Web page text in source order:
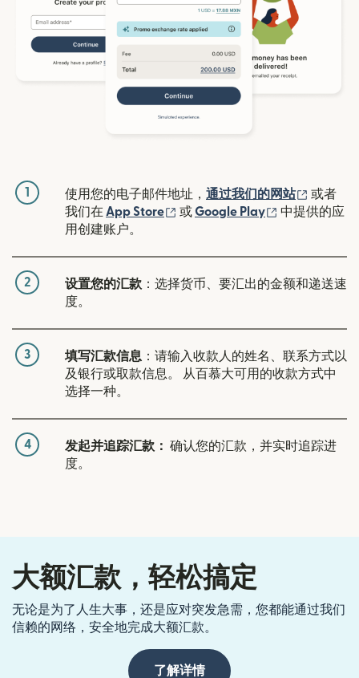
1 使用您的电子邮件地址， 通过我们的网站 （在新
或者
我们在 App Store （在新窗口中打开）
或Google Play （在新窗口中
中提供的应
用创建账户。
2 设置您的汇款 ：选择货币、要汇出的金额和递送速
度。
3 填写汇款信息 ：请输入收款人的姓名、联系方式以
及银行或取款信息。 从百慕大可用的收款方式中
选择一种。
4 发起并追踪汇款： 确认您的汇款，并实时追踪进
度。
大额汇款，轻松搞定
无论是为了人生大事，还是应对突发急需，您都能通过我们
信赖的网络，安全地完成大额汇款。
了解详情